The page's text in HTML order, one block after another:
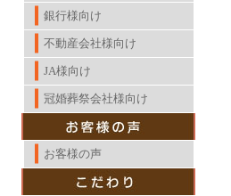
銀行様向け
不動産会社様向け
JA様向け
冠婚葬祭会社様向け
お客様の声